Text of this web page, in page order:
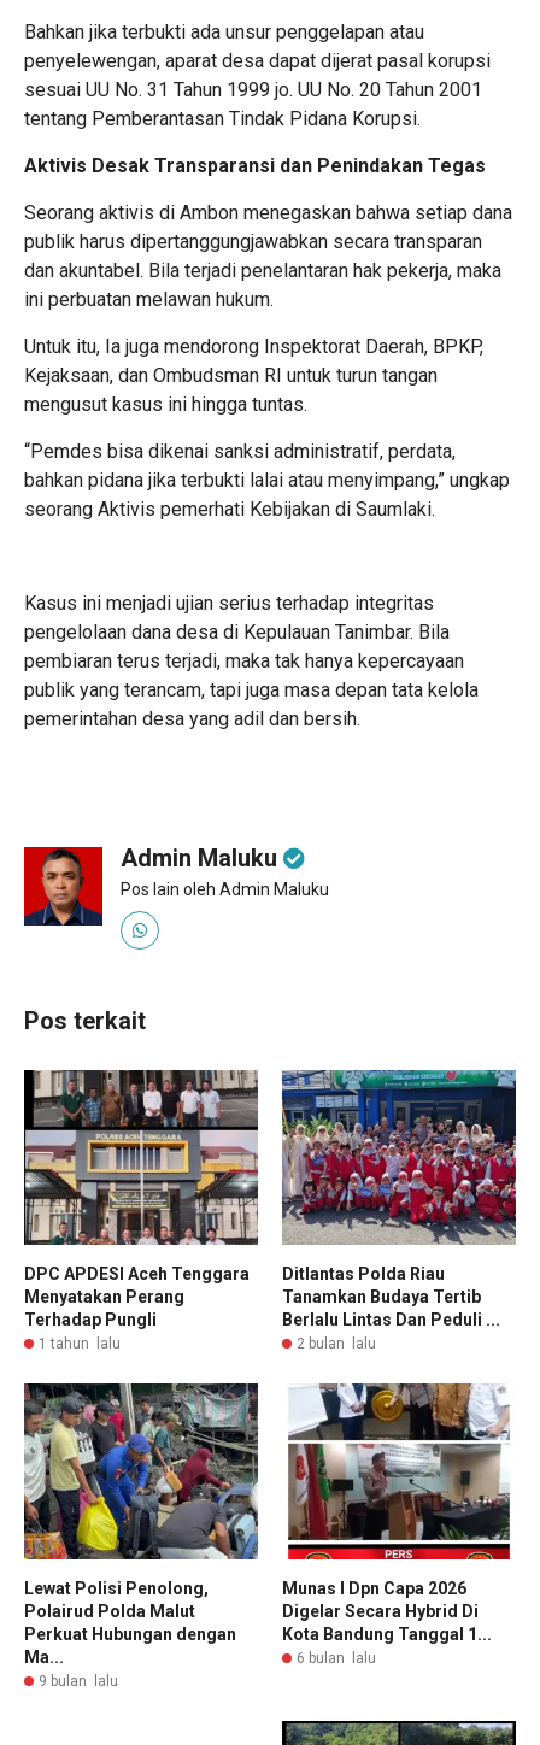
Bahkan jika terbukti ada unsur penggelapan atau
penyelewengan, aparat desa dapat dijerat pasal korupsi
sesuai UU No. 31 Tahun 1999 jo. UU No. 20 Tahun 2001
tentang Pemberantasan Tindak Pidana Korupsi.
Aktivis Desak Transparansi dan Penindakan Tegas
Seorang aktivis di Ambon menegaskan bahwa setiap dana
publik harus dipertanggungjawabkan secara transparan
dan akuntabel. Bila terjadi penelantaran hak pekerja, maka
ini perbuatan melawan hukum.
Untuk itu, Ia juga mendorong Inspektorat Daerah, BPKP,
Kejaksaan, dan Ombudsman RI untuk turun tangan
mengusut kasus ini hingga tuntas.
“Pemdes bisa dikenai sanksi administratif, perdata,
bahkan pidana jika terbukti lalai atau menyimpang,” ungkap
seorang Aktivis pemerhati Kebijakan di Saumlaki.
Kasus ini menjadi ujian serius terhadap integritas
pengelolaan dana desa di Kepulauan Tanimbar. Bila
pembiaran terus terjadi, maka tak hanya kepercayaan
publik yang terancam, tapi juga masa depan tata kelola
pemerintahan desa yang adil dan bersih.
Admin Maluku
Pos lain oleh Admin Maluku
Pos terkait
DPC APDESI Aceh Tenggara
Menyatakan Perang
Terhadap Pungli
1 tahun lalu
Ditlantas Polda Riau
Tanamkan Budaya Tertib
Berlalu Lintas Dan Peduli ...
2 bulan lalu
Lewat Polisi Penolong,
Polairud Polda Malut
Perkuat Hubungan dengan
Ma...
9 bulan lalu
Munas I Dpn Capa 2026
Digelar Secara Hybrid Di
Kota Bandung Tanggal 1...
6 bulan lalu